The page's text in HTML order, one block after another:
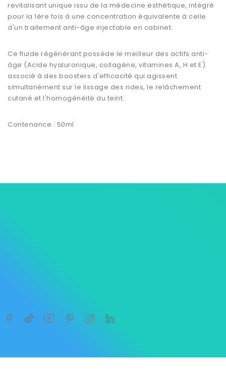
revitalisant unique issu de la médecine esthétique, intégré
pour la 1ère fois à une concentration équivalente à celle
d'un traitement anti-âge injectable en cabinet.
Ce fluide régénérant possède le meilleur des actifs anti-
âge (Acide hyaluronique, collagène, vitamines A, H et E)
associé à des boosters d'efficacité qui agissent
simultanément sur le lissage des rides, le relâchement
cutané et l'homogénéité du teint.
Contenance : 50ml